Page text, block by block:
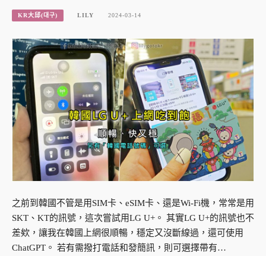
KR大邱(대구) LILY 2024-03-14
之前到韓國不管是用SIM卡、eSIM卡、還是Wi-Fi機，常常是用
SKT、KT的訊號，這次嘗試用LG U+。 其實LG U+的訊號也不
差欸，讓我在韓國上網很順暢，穩定又沒斷線過，還可使用
ChatGPT。 若有需撥打電話和發簡訊，則可選擇帶有…